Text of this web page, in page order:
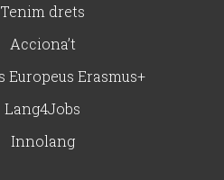
Tenim drets
Acciona’t
Europeus Erasmus+
Lang4Jobs
Innolang